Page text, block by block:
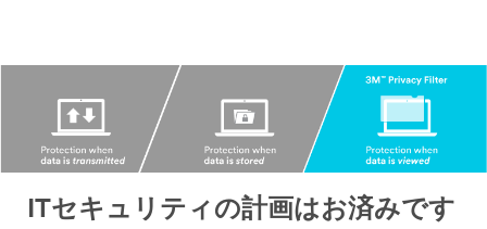
ITセキュリティの計画はお済みです